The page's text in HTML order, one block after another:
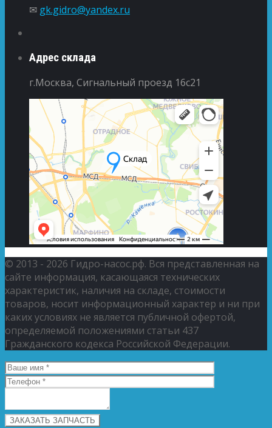
✉ gk.gidro@yandex.ru
Адрес склада
г.Москва, Сигнальный проезд 16с21
© 2013 - 2026 Гидро-насос.рф. Вся представленная на
сайте информация, касающаяся технических
характеристик, наличия на складе, стоимости
товаров, носит информационный характер и ни при
каких условиях не является публичной офертой,
определяемой положениями статьи 437
Гражданского кодекса Российской Федерации.